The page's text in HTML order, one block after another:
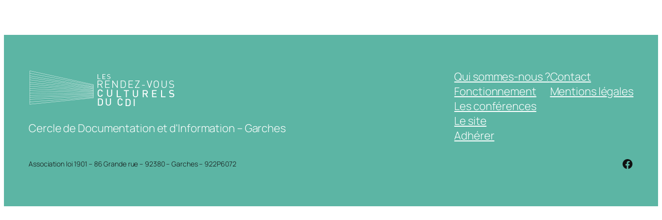
Cercle de Documentation et d'Information – Garches
Qui sommes-nous ?
Fonctionnement
Les conférences
Le site
Adhérer
Contact
Mentions légales
Association loi 1901 – 86 Grande rue – 92380 – Garches – 922P6072